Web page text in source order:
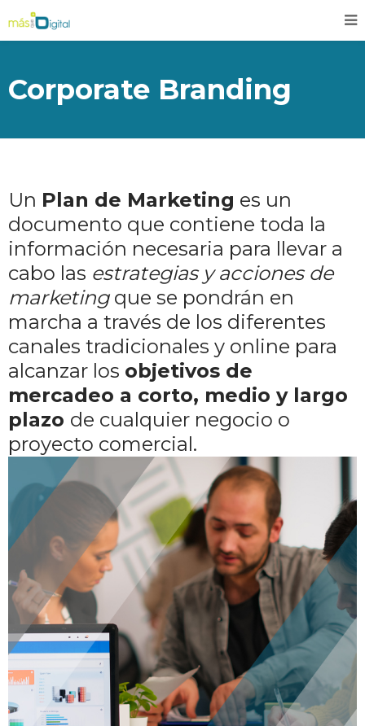
Corporate Branding
Un Plan de Marketing es un
documento que contiene toda la
información necesaria para llevar a
cabo las estrategias y acciones de
marketingque se pondrán en
marcha a través de los diferentes
canales tradicionales y online para
alcanzar los objetivos de
mercadeo a corto, medio y largo
plazo de cualquier negocio o
proyecto comercial.